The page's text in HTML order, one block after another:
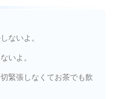
ないよ。
いよ。
緊張しなくてお茶でも飲